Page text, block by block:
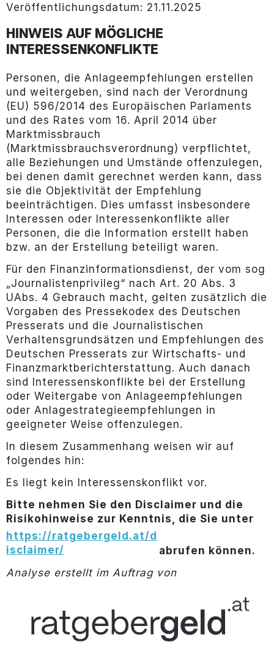
Veröffentlichungsdatum: 21.11.2025
HINWEIS AUF MÖGLICHE
INTERESSENKONFLIKTE
Personen, die Anlageempfehlungen erstellen
und weitergeben, sind nach der Verordnung
(EU) 596/2014 des Europäischen Parlaments
und des Rates vom 16. April 2014 über
Marktmissbrauch
(Marktmissbrauchsverordnung) verpflichtet,
alle Beziehungen und Umstände offenzulegen,
bei denen damit gerechnet werden kann, dass
sie die Objektivität der Empfehlung
beeinträchtigen. Dies umfasst insbesondere
Interessen oder Interessenkonflikte aller
Personen, die die Information erstellt haben
bzw. an der Erstellung beteiligt waren.
Für den Finanzinformationsdienst, der vom sog
„Journalistenprivileg“ nach Art. 20 Abs. 3
UAbs. 4 Gebrauch macht, gelten zusätzlich die
Vorgaben des Pressekodex des Deutschen
Presserats und die Journalistischen
Verhaltensgrundsätzen und Empfehlungen des
Deutschen Presserats zur Wirtschafts- und
Finanzmarktberichterstattung. Auch danach
sind Interessenskonflikte bei der Erstellung
oder Weitergabe von Anlageempfehlungen
oder Anlagestrategieempfehlungen in
geeigneter Weise offenzulegen.
In diesem Zusammenhang weisen wir auf
folgendes hin:
Es liegt kein Interessenskonflikt vor.
Bitte nehmen Sie den Disclaimer und die
Risikohinweise zur Kenntnis, die Sie unter
https://ratgebergeld.at/d
isclaimer/
abrufen können.
Analyse erstellt im Auftrag von